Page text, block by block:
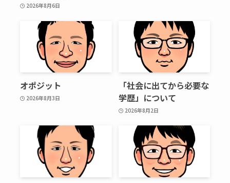
2026年8月6日
オポジット
2026年8月3日
「社会に出てから必要な
学歴」について
2026年8月2日